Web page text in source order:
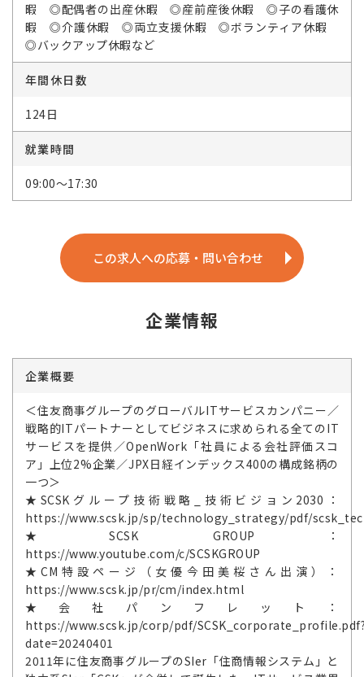
暇 ◎配偶者の出産休暇 ◎産前産後休暇 ◎子の看護休
暇 ◎介護休暇 ◎両立支援休暇 ◎ボランティア休暇
◎バックアップ休暇など
年間休日数
124日
就業時間
09:00～17:30
この求人への応募・問い合わせ
企業情報
企業概要
＜住友商事グループのグローバルITサービスカンパニー／
戦略的ITパートナーとしてビジネスに求められる全てのIT
サービスを提供／OpenWork「社員による会社評価スコ
ア」上位2%企業／JPX日経インデックス400の構成銘柄の
一つ＞
★SCSKグループ技術戦略_技術ビジョン2030：
https://www.scsk.jp/sp/technology_strategy/pdf/
★SCSK GROUP：
https://www.youtube.com/c/SCSKGROUP
★CM特設ページ（女優今田美桜さん出演）：
https://www.scsk.jp/pr/cm/index.html
★会社パンフレット：
https://www.scsk.jp/corp/pdf/
date=20240401
2011年に住友商事グループのSIer「住商情報システム」と